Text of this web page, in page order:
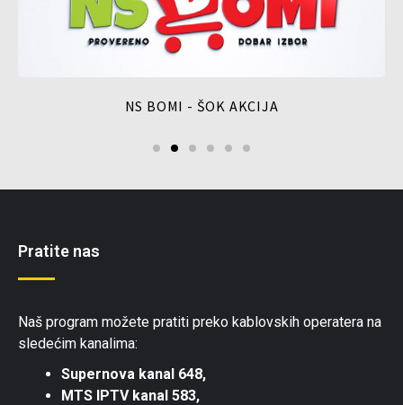
NS BOMI - ŠOK AKCIJA
Pratite nas
Naš program možete pratiti preko kablovskih operatera na
sledećim kanalima:
Supernova kanal 648,
MTS IPTV kanal 583,